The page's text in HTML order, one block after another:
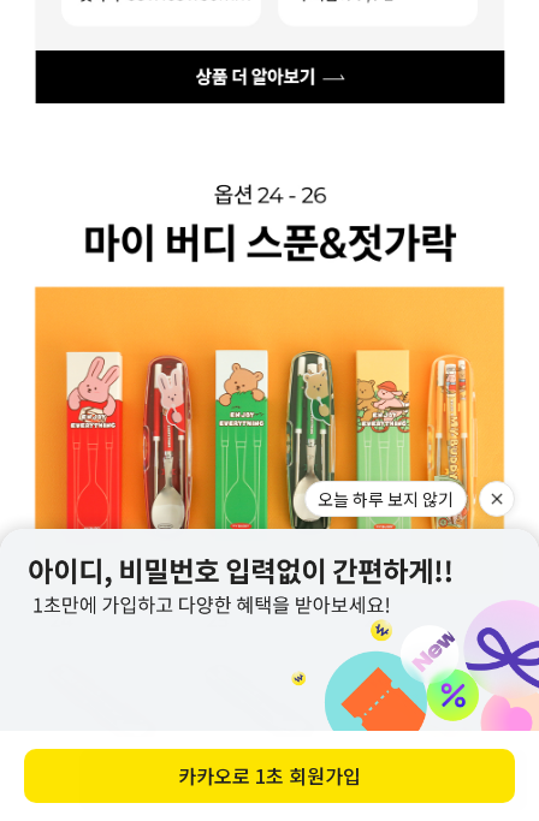
바로 구매하기
오늘 하루 보지 않기
카카오로 1초 회원가입